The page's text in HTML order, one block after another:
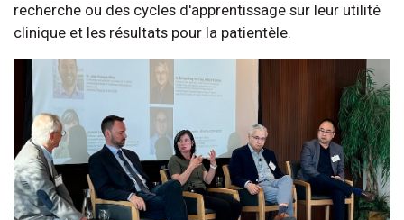
recherche ou des cycles d'apprentissage sur leur utilité
clinique et les résultats pour la patientèle.